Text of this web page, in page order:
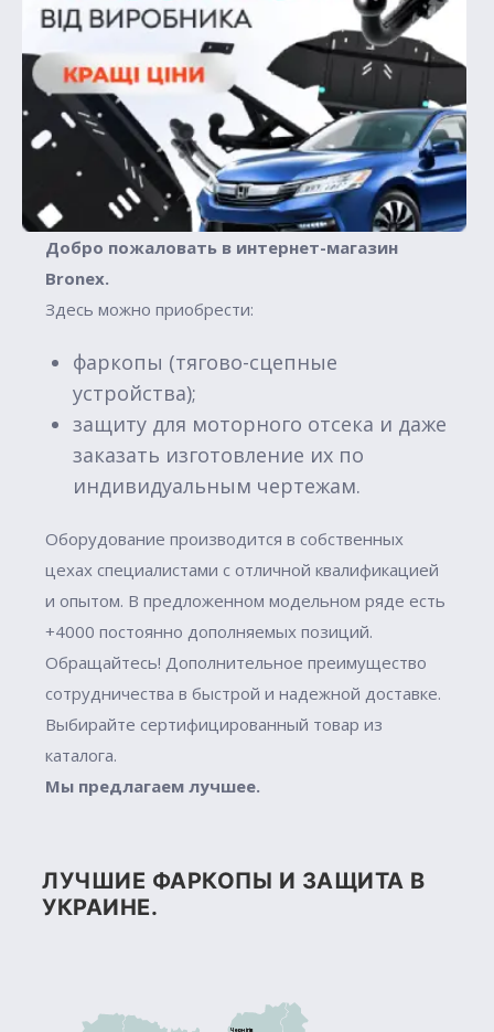
Добро пожаловать в интернет-магазин
Вronex.
Здесь можно приобрести:
фаркопы (тягово-сцепные
устройства);
защиту для моторного отсека и даже
заказать изготовление их по
индивидуальным чертежам.
Оборудование производится в собственных
цехах специалистами с отличной квалификацией
и опытом. В предложенном модельном ряде есть
+4000 постоянно дополняемых позиций.
Обращайтесь! Дополнительное преимущество
сотрудничества в быстрой и надежной доставке.
Выбирайте сертифицированный товар из
каталога.
Мы предлагаем лучшее.
ЛУЧШИЕ ФАРКОПЫ И ЗАЩИТА В
УКРАИНЕ.
Чернігів